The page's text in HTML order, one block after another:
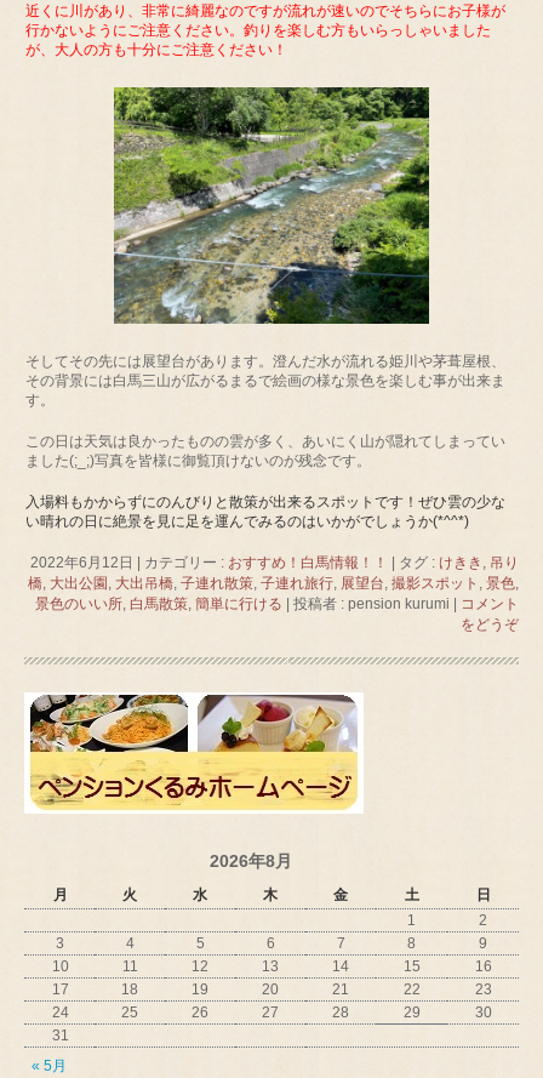
近くに川があり、非常に綺麗なのですが流れが速いのでそちらにお子様が
行かないようにご注意ください。釣りを楽しむ方もいらっしゃいました
が、大人の方も十分にご注意ください！
そしてその先には展望台があります。澄んだ水が流れる姫川や茅葺屋根、
その背景には白馬三山が広がるまるで絵画の様な景色を楽しむ事が出来ま
す。
この日は天気は良かったものの雲が多く、あいにく山が隠れてしまってい
ました(;_;)写真を皆様に御覧頂けないのが残念です。
入場料もかからずにのんびりと散策が出来るスポットです！ぜひ雲の少な
い晴れの日に絶景を見に足を運んでみるのはいかがでしょうか(*^^*)
2022年6月12日 | カテゴリー : おすすめ！白馬情報！！ | タグ : けきき
吊り
橋 大出公園 大出吊橋 子連れ散策 子連れ旅行 展望台 撮影スポット 景色
景色のいい所 白馬散策 簡単に行ける | 投稿者 : pension kurumi | コメント
をどうぞ
2026年8月
月 火 水 木 金 土 日
« 5月
1
2
3
4 5 6 7 8
9
10
11 12 13 14 15
16
17
18 19 20 21 22
23
24
25 26 27 28 29
30
31